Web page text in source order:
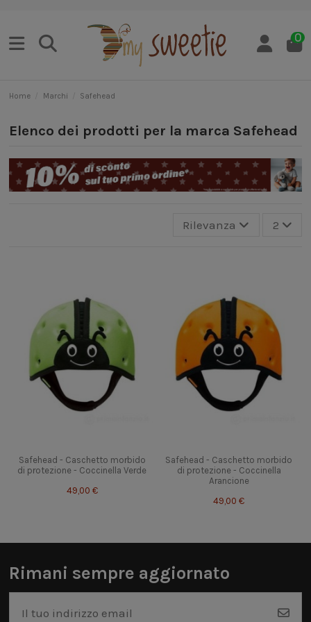
0
Home Marchi Safehead
Elenco dei prodotti per la marca Safehead
Rilevanza 2
Safehead - Caschetto morbido
di protezione - Coccinella Verde
49,00 €
Safehead - Caschetto morbido
di protezione - Coccinella
Arancione
49,00 €
Rimani sempre aggiornato